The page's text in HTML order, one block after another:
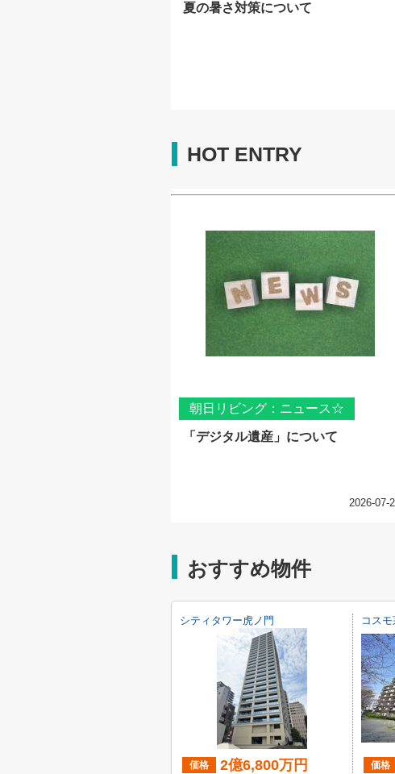
夏の暑さ対策について
HOT ENTRY
朝日リビング：ニュース☆
「デジタル遺産」について
2026-07-
おすすめ物件
シティタワー虎ノ門
価格 2億6,800万円
コス
価格